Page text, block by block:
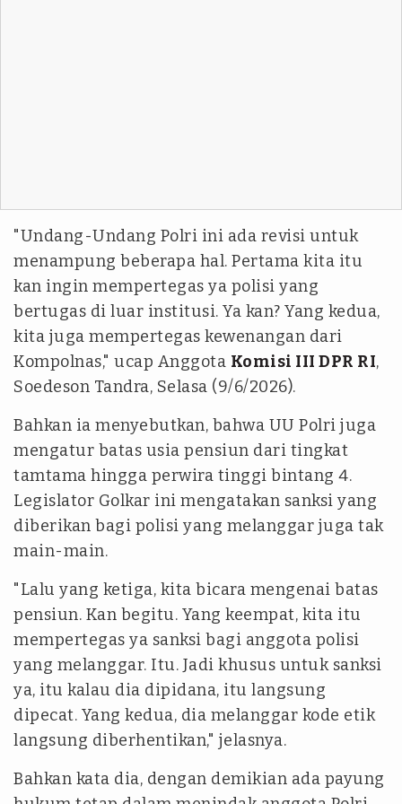
"Undang-Undang Polri ini ada revisi untuk
menampung beberapa hal. Pertama kita itu
kan ingin mempertegas ya polisi yang
bertugas di luar institusi. Ya kan? Yang kedua,
kita juga mempertegas kewenangan dari
Kompolnas," ucap Anggota Komisi III DPR RI,
Soedeson Tandra, Selasa (9/6/2026).
Bahkan ia menyebutkan, bahwa UU Polri juga
mengatur batas usia pensiun dari tingkat
tamtama hingga perwira tinggi bintang 4.
Legislator Golkar ini mengatakan sanksi yang
diberikan bagi polisi yang melanggar juga tak
main-main.
"Lalu yang ketiga, kita bicara mengenai batas
pensiun. Kan begitu. Yang keempat, kita itu
mempertegas ya sanksi bagi anggota polisi
yang melanggar. Itu. Jadi khusus untuk sanksi
ya, itu kalau dia dipidana, itu langsung
dipecat. Yang kedua, dia melanggar kode etik
langsung diberhentikan," jelasnya.
Bahkan kata dia, dengan demikian ada payung